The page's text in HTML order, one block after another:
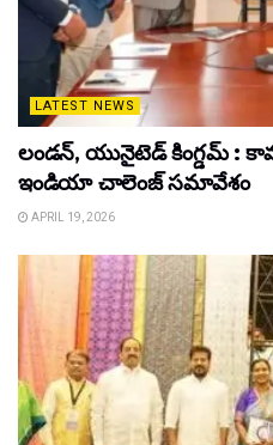
LATEST NEWS
లండన్, యునైటెడ్ కింగ్డమ్ :
ఇండియా చాలెంజ్ సమావేశం
APRIL 19, 2026